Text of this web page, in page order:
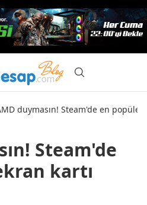
duymasın! Steam'de en popüler
Steam'de
kartı